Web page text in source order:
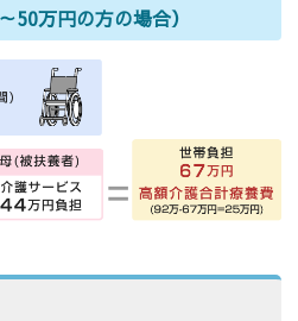
50万円の方の場合）